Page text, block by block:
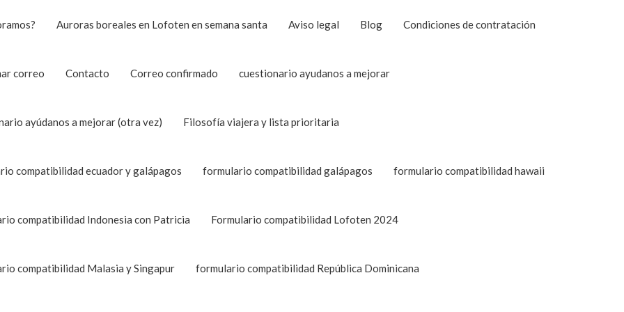
Auroras boreales en Lofoten en semana santa Aviso legal Blog Condiciones de contratación
correo Contacto Correo confirmado cuestionario ayudanos a mejorar
ayúdanos a mejorar (otra vez) Filosofía viajera y lista prioritaria
compatibilidad ecuador y galápagos formulario compatibilidad galápagos formulario compatibilidad hawaii
compatibilidad Indonesia con Patricia Formulario compatibilidad Lofoten 2024
compatibilidad Malasia y Singapur formulario compatibilidad República Dominicana